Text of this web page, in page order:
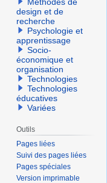
Méthodes de
design et de
recherche
Psychologie et
apprentissage
Socio-
économique et
organisation
Technologies
Technologies
éducatives
Variées
Outils
Pages liées
Suivi des pages liées
Pages spéciales
Version imprimable